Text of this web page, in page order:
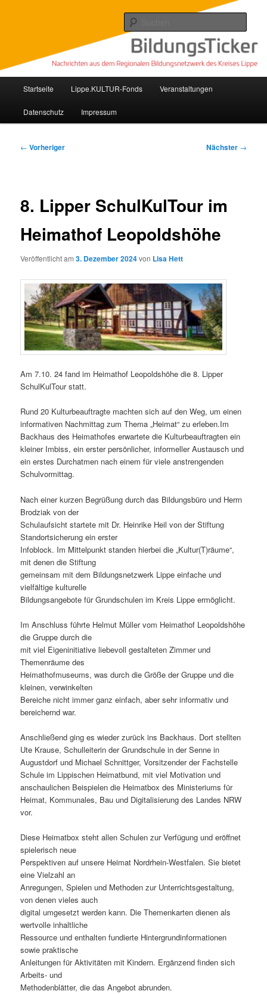
Lippe Bildungsticker
Nachrichten aus dem regionalen Bildungsnetzwerk des Kreises Lippe
Startseite Lippe.KULTUR-Fonds Veranstaltungen
Datenschutz Impressum
Beitragsnavigation
← Vorheriger Nächster →
8. Lipper SchulKulTour im
Heimathof Leopoldshöhe
Veröffentlicht am3. Dezember 2024von Lisa Hett
Am 7.10. 24 fand im Heimathof Leopoldshöhe die 8. Lipper
SchulKulTour statt.
Rund 20 Kulturbeauftragte machten sich auf den Weg, um einen
informativen Nachmittag zum Thema „Heimat“ zu erleben.Im
Backhaus des Heimathofes erwartete die Kulturbeauftragten ein
kleiner Imbiss, ein erster persönlicher, informeller Austausch und
ein erstes Durchatmen nach einem für viele anstrengenden
Schulvormittag.
Nach einer kurzen Begrüßung durch das Bildungsbüro und Herrn
Brodziak von der
Schulaufsicht startete mit Dr. Heinrike Heil von der Stiftung
Standortsicherung ein erster
Infoblock. Im Mittelpunkt standen hierbei die „Kultur(T)räume“,
mit denen die Stiftung
gemeinsam mit dem Bildungsnetzwerk Lippe einfache und
vielfältige kulturelle
Bildungsangebote für Grundschulen im Kreis Lippe ermöglicht.
Im Anschluss führte Helmut Müller vom Heimathof Leopoldshöhe
die Gruppe durch die
mit viel Eigeninitiative liebevoll gestalteten Zimmer und
Themenräume des
Heimathofmuseums, was durch die Größe der Gruppe und die
kleinen, verwinkelten
Bereiche nicht immer ganz einfach, aber sehr informativ und
bereichernd war.
Anschließend ging es wieder zurück ins Backhaus. Dort stellten
Ute Krause, Schulleiterin der Grundschule in der Senne in
Augustdorf und Michael Schnittger, Vorsitzender der Fachstelle
Schule im Lippischen Heimatbund, mit viel Motivation und
anschaulichen Beispielen die Heimatbox des Ministeriums für
Heimat, Kommunales, Bau und Digitalisierung des Landes NRW
vor.
Diese Heimatbox steht allen Schulen zur Verfügung und eröffnet
spielerisch neue
Perspektiven auf unsere Heimat Nordrhein-Westfalen. Sie bietet
eine Vielzahl an
Anregungen, Spielen und Methoden zur Unterrichtsgestaltung,
von denen vieles auch
digital umgesetzt werden kann. Die Themenkarten dienen als
wertvolle inhaltliche
Ressource und enthalten fundierte Hintergrundinformationen
sowie praktische
Anleitungen für Aktivitäten mit Kindern. Ergänzend finden sich
Arbeits- und
Methodenblätter, die das Angebot abrunden.